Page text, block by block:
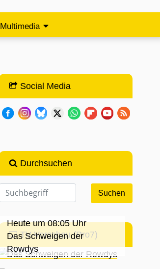
Multimedia
Social Media
Durchsuchen
TV-Vorschau (Pro7)
Heute um 08:05 Uhr
Das Schweigen der
Rowdys